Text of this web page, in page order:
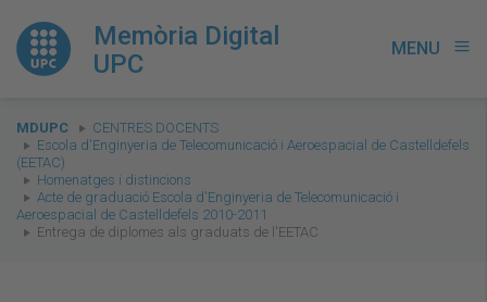
Memòria Digital
UPC
MENU menu
You
are
here:
MDUPC
CENTRES DOCENTS
Escola d'Enginyeria de Telecomunicació i Aeroespacial de Castelldefels
(EETAC)
Homenatges i distincions
Acte de graduació Escola d'Enginyeria de Telecomunicació i
Aeroespacial de Castelldefels 2010-2011
Entrega de diplomes als graduats de l'EETAC